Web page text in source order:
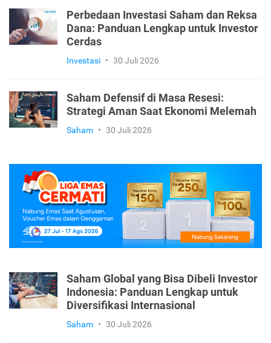
Perbedaan Investasi Saham dan Reksa
Dana: Panduan Lengkap untuk Investor
Cerdas
Investasi • 30 Juli 2026
Saham Defensif di Masa Resesi:
Strategi Aman Saat Ekonomi Melemah
Saham • 30 Juli 2026
Saham Global yang Bisa Dibeli Investor
Indonesia: Panduan Lengkap untuk
Diversifikasi Internasional
Saham • 30 Juli 2026